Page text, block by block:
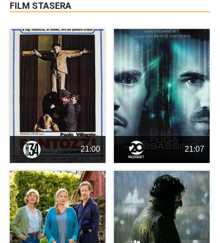
FILM STASERA
21:00 21:07